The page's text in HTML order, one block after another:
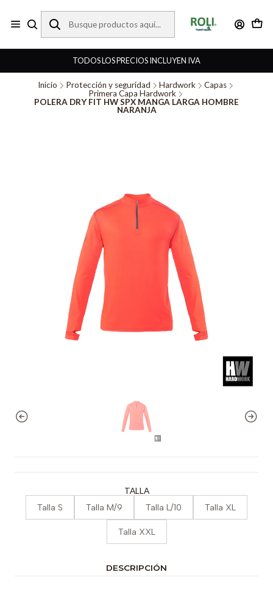
TODOS LOS PRECIOS INCLUYEN IVA
Inicio Protección y seguridad Hardwork
Capas
Primera Capa Hardwork
POLERA DRY FIT HW SPX MANGA LARGA HOMBRE
NARANJA
TALLA
Talla S Talla M/9 Talla L/10 Talla XL
Talla XXL
DESCRIPCIÓN